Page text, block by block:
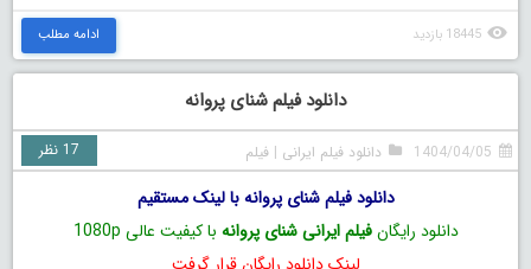
18445 بازدید ادامه مطلب
دانلود فیلم شنای پروانه
1404/04/05 دانلود فیلم ایرانی |فیلم 17 نظر
دانلود فیلم شنای پروانه با لینک مستقیم
دانلود رایگانفیلم ایرانی شنای پروانه با کیفیت عالی 1080p